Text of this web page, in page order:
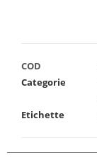
COD
Categorie
Etichette